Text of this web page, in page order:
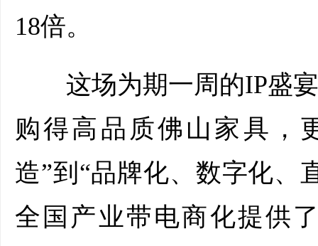
18倍。
这场为期一周的IP盛宴
购得高品质佛山家具，
造”到“品牌化、数字化、
全国产业带电商化提供